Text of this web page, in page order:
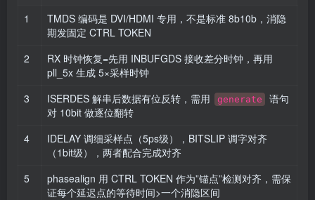
1
TMDS 编码是 DVI/HDMI 专用，不是标准 8b10b，消隐
期发固定 CTRL TOKEN
2
RX 时钟恢复=先用 INBUFGDS 接收差分时钟，再用
pll_5x 生成 5×采样时钟
3
ISERDES 解串后数据有位反转，需用 generate
语句
对 10bit 做逐位翻转
4
IDELAY 调细采样点（5ps级），BITSLIP 调字对齐
（1bit级），两者配合完成对齐
5
phasealign 用 CTRL TOKEN 作为”锚点”检测对齐，需保
证每个延迟点的等待时间>一个消隐区间